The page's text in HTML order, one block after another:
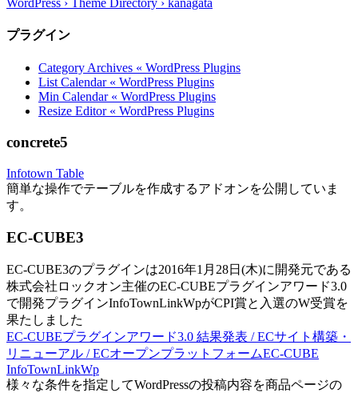
プラグイン
Category Archives « WordPress Plugins
List Calendar « WordPress Plugins
Min Calendar « WordPress Plugins
Resize Editor « WordPress Plugins
concrete5
Infotown Table
簡単な操作でテーブルを作成するアドオンを公開していま
す。
EC-CUBE3
EC-CUBE3のプラグインは2016年1月28日(木)に開発元である
株式会社ロックオン主催のEC-CUBEプラグインアワード3.0
で開発プラグインInfoTownLinkWpがCPI賞と入選のW受賞を
果たしました
EC-CUBEプラグインアワード3.0 結果発表 / ECサイト構築・
リニューアル / ECオープンプラットフォームEC-CUBE
InfoTownLinkWp
様々な条件を指定してWordPressの投稿内容を商品ページの